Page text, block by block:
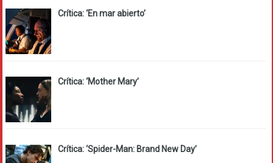
Crítica: ‘En mar abierto’
Crítica: ‘Mother Mary’
Crítica: ‘Spider-Man: Brand New Day’